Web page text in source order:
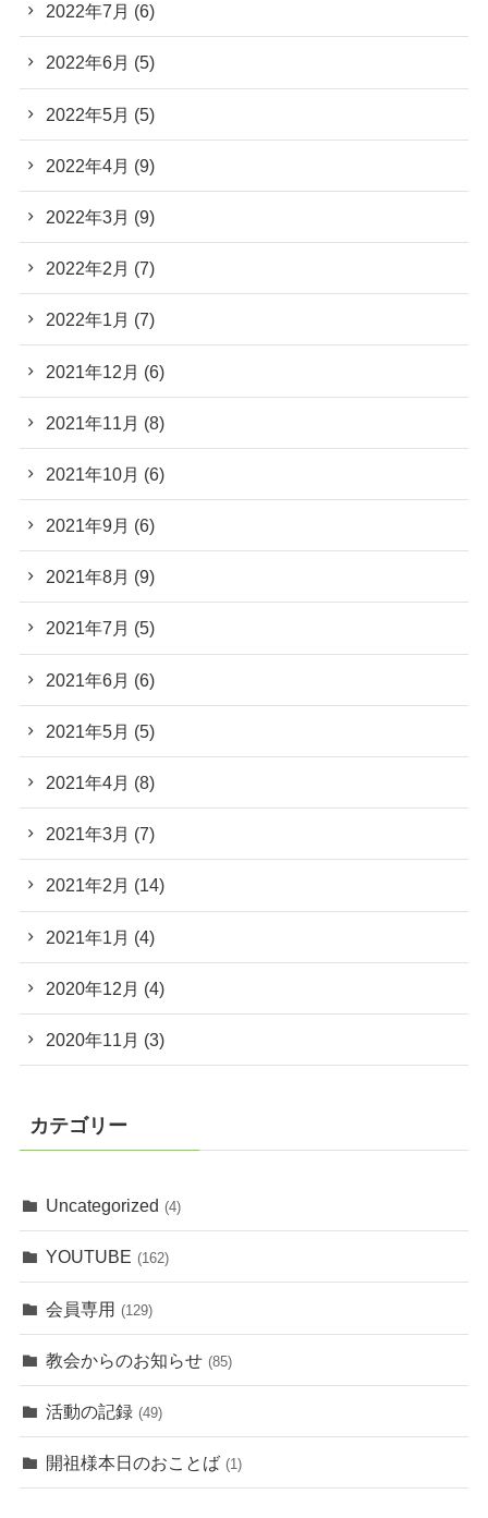
2022年7月 (6)
2022年6月 (5)
2022年5月 (5)
2022年4月 (9)
2022年3月 (9)
2022年2月 (7)
2022年1月 (7)
2021年12月 (6)
2021年11月 (8)
2021年10月 (6)
2021年9月 (6)
2021年8月 (9)
2021年7月 (5)
2021年6月 (6)
2021年5月 (5)
2021年4月 (8)
2021年3月 (7)
2021年2月 (14)
2021年1月 (4)
2020年12月 (4)
2020年11月 (3)
カテゴリー
Uncategorized (4)
YOUTUBE (162)
会員専用 (129)
教会からのお知らせ (85)
活動の記録 (49)
開祖様本日のおことば (1)